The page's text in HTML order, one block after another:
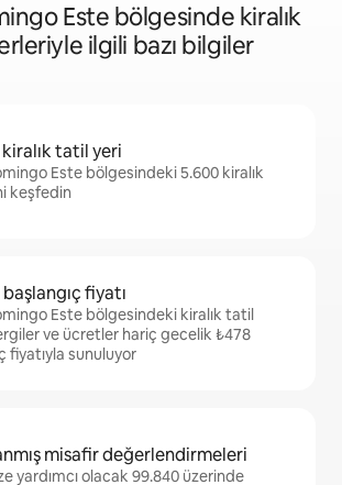
Este bölgesinde kiralık
ilgili bazı bilgiler
tatil yeri
Este bölgesindeki 5.600 kiralık
keşfedin
fiyatı
Este bölgesindeki kiralık tatil
ve ücretler hariç gecelik ₺478
fiyatıyla sunuluyor
misafir değerlendirmeleri
yardımcı olacak 99.840 üzerinde